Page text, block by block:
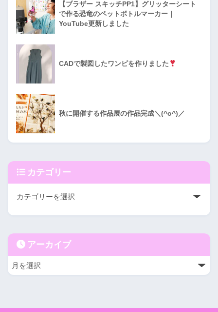
【ブラザー スキッチPP1】グリッターシート
で作る恐竜のペットボトルマーカー｜
YouTube更新しました
CADで製図したワンピを作りました
秋に開催する作品展の作品完成＼(^o^)／
カテゴリー
アーカイブ